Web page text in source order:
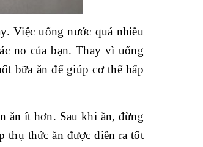
Việc uống nước quá nhiều
no của bạn. Thay vì uống
bữa ăn để giúp cơ thể hấp
ăn ít hơn. Sau khi ăn, đừng
thụ thức ăn được diễn ra tốt